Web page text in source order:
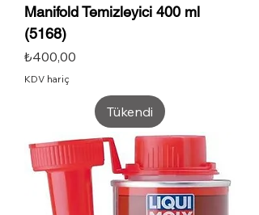
Manifold Temizleyici 400 ml
(5168)
Fiyat
₺400,00
KDV hariç
Tükendi